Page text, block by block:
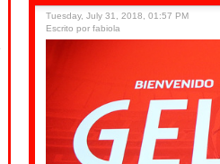
Tuesday, July 31, 2018, 01:57 PM
Escrito por fabiola